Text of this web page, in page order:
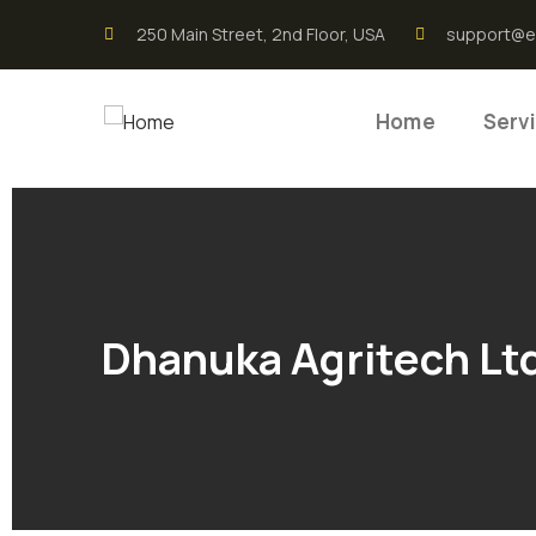
250 Main Street, 2nd Floor, USA
Home
Dhanuka Agritech